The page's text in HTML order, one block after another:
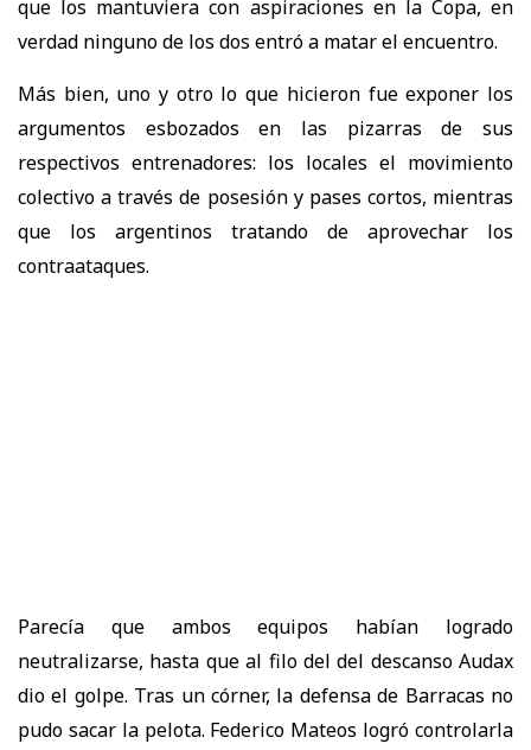
que los mantuviera con aspiraciones en la Copa, en
verdad ninguno de los dos entró a matar el encuentro.
Más bien, uno y otro lo que hicieron fue exponer los
argumentos esbozados en las pizarras de sus
respectivos entrenadores: los locales el movimiento
colectivo a través de posesión y pases cortos, mientras
que los argentinos tratando de aprovechar los
contraataques.
Parecía que ambos equipos habían logrado
neutralizarse, hasta que al filo del del descanso Audax
dio el golpe. Tras un córner, la defensa de Barracas no
pudo sacar la pelota. Federico Mateos logró controlarla